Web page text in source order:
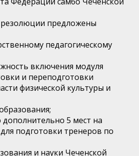
предложены
педагогическому
включения модуля
и переподготовки
физической культуры и
5 мест на
подготовки тренеров по
и науки Чеченской